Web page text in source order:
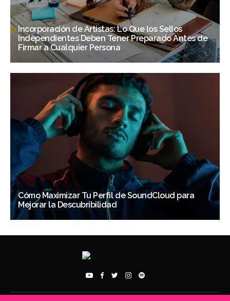
Incorporación de Artistas: Lo Que los Sellos
Independientes Deben Tener Preparado Antes de
Firmar a Cualquier Persona
Cómo Maximizar Tu Perfil de SoundCloud para
Mejorar la Descubribilidad